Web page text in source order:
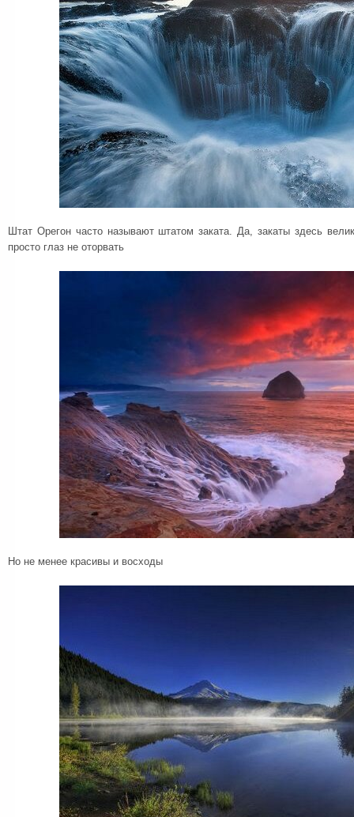
Штат Орегон часто называют штатом заката. Да, закаты здесь
просто глаз не оторвать
Но не менее красивы и восходы